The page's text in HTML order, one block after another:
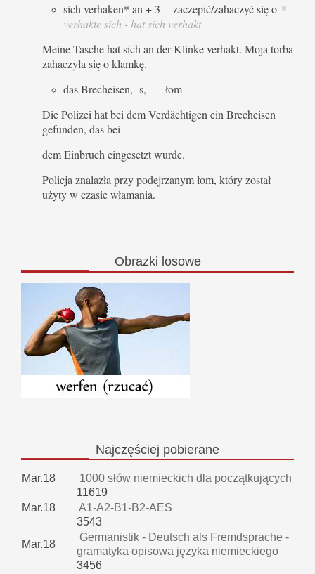
sich verhaken* an + 3 – zaczepić/zahaczyć się o *
verhakte sich - hat sich verhakt
Meine Tasche hat sich an der Klinke verhakt. Moja torba
zahaczyła się o klamkę.
das Brecheisen, -s, - – łom
Die Polizei hat bei dem Verdächtigen ein Brecheisen
gefunden, das bei
dem Einbruch eingesetzt wurde.
Policja znalazła przy podejrzanym łom, który został
użyty w czasie włamania.
Obrazki losowe
Najczęściej pobierane
Mar.18
1000 słów niemieckich dla początkujących
11619
Mar.18
A1-A2-B1-B2-AES
3543
Mar.18
Germanistik - Deutsch als Fremdsprache -
gramatyka opisowa języka niemieckiego
3456